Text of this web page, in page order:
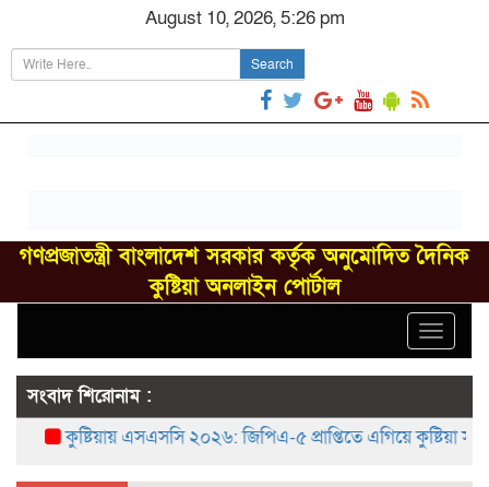
August 10, 2026, 5:26 pm
Search
গণপ্রজাতন্ত্রী বাংলাদেশ সরকার কর্তৃক অনুমোদিত দৈনিক
কুষ্টিয়া অনলাইন পোর্টাল
Toggle
সংবাদ শিরোনাম :
কুষ্টিয়ায় এসএসসি ২০২৬: জিপিএ-৫ প্রাপ্তিতে এগিয়ে কুষ্টিয়া সরকারি